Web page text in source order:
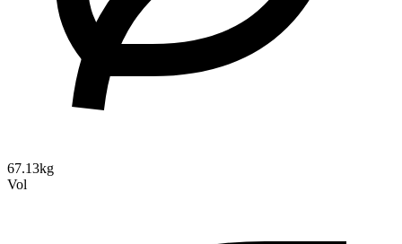
67.13kg
Vol